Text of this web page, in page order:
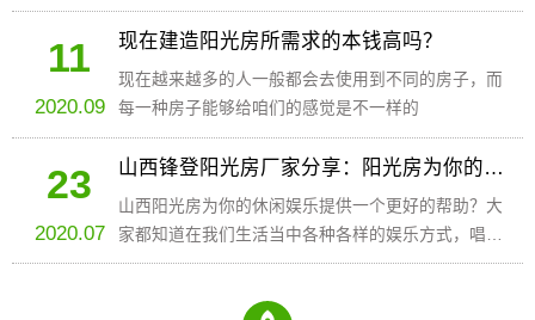
以及精密的连接结构保证循环排水系统的运转。
11
2020.09
现在建造阳光房所需求的本钱高吗？
现在越来越多的人一般都会去使用到不同的房子，而
每一种房子能够给咱们的感觉是不一样的
23
2020.07
山西锋登阳光房厂家分享：阳光房为你的休闲娱乐提供良好的帮助
山西阳光房为你的休闲娱乐提供一个更好的帮助？大
家都知道在我们生活当中各种各样的娱乐方式，唱
歌，跳舞，玩游戏，读书看报，写文章，这都是一些